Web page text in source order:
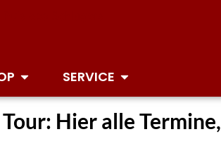
SERVICE
Hier alle Termine,